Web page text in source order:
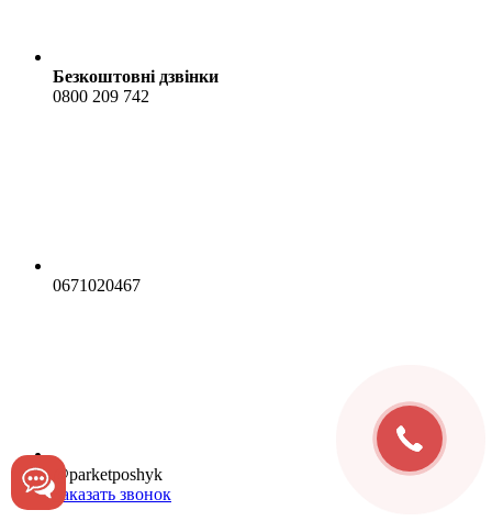
Безкоштовні дзвінки
0800 209 742
0671020467
@parketposhyk
Заказать звонок